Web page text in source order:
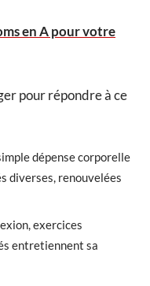
en A pour votre
pour répondre à ce
dépense corporelle
diverses, renouvelées
exercices
entretiennent sa